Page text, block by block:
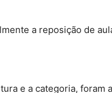
a reposição de
e a categoria, foram